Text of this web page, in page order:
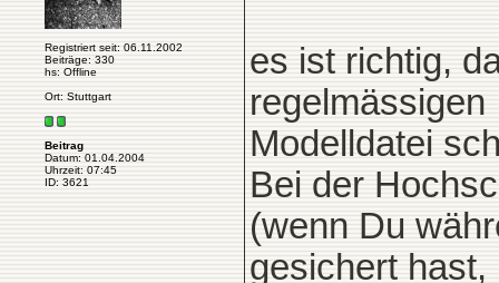
Registriert seit: 06.11.2002
Beiträge: 330
hs: Offline
Ort: Stuttgart
Beitrag
Datum: 01.04.2004
Uhrzeit: 07:45
ID: 3621
es ist richtig,
Modelldatei
Bei der
(wenn Du
gesichert hast,